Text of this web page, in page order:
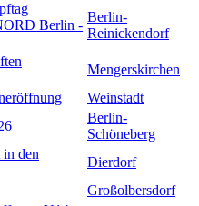
Berlin -
Berlin-
Reinickendorf
Mengerskirchen
Weinstadt
Berlin-
Schöneberg
in den
Dierdorf
Großolbersdorf